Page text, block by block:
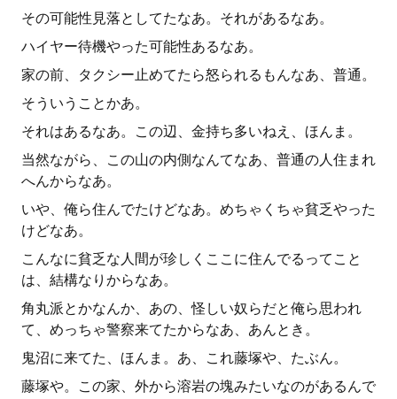
その可能性見落としてたなあ。それがあるなあ。
ハイヤー待機やった可能性あるなあ。
家の前、タクシー止めてたら怒られるもんなあ、普通。
そういうことかあ。
それはあるなあ。この辺、金持ち多いねえ、ほんま。
当然ながら、この山の内側なんてなあ、普通の人住まれ
へんからなあ。
いや、俺ら住んでたけどなあ。めちゃくちゃ貧乏やった
けどなあ。
こんなに貧乏な人間が珍しくここに住んでるってこと
は、結構なりからなあ。
角丸派とかなんか、あの、怪しい奴らだと俺ら思われ
て、めっちゃ警察来てたからなあ、あんとき。
鬼沼に来てた、ほんま。あ、これ藤塚や、たぶん。
藤塚や。この家、外から溶岩の塊みたいなのがあるんで